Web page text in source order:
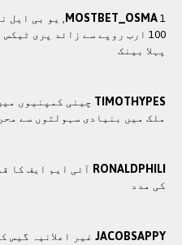
MOSTBET_OSMA 1, یو بی
100 ارب روپے سے زائد پری
پہلا بینک
TIMOTHYPES چينی کمپنيوں
ملک ميں بنيادی سہولتوں سے
RONALDPHILI آئی ایم ایف کا
کی مدد
JACOBSAPPY غیر اعلانیہ گیس